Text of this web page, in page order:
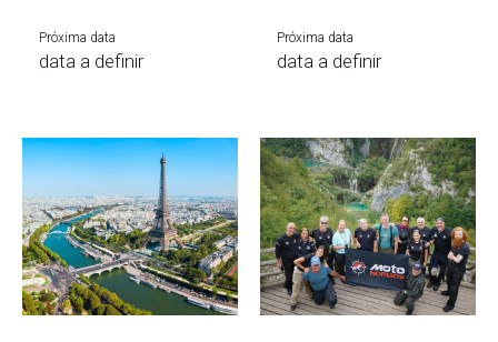
Próxima data
data a definir
Próxima data
data a definir